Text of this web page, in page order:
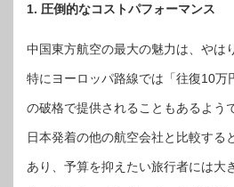
1. 圧倒的なコストパフォーマンス
中国東方航空の最大の魅力は、やは
特にヨーロッパ路線では「往復10万
の破格で提供されることもあるよう
日本発着の他の航空会社と比較する
あり、予算を抑えたい旅行者には大